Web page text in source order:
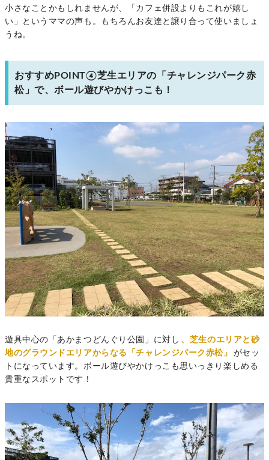
小さなことかもしれませんが、「カフェ併設よりもこれが嬉し
い」というママの声も。もちろんお友達と譲り合って使いましょ
うね。
おすすめPOINT④芝生エリアの「チャレンジパーク赤
松」で、ボール遊びやかけっこも！
遊具中心の「あかまつどんぐり公園」に対し 、芝生のエリアと砂
地のグラウンドエリアからなる「チャレンジパーク赤松」
がセッ
トになっています。ボール遊びやかけっこも思いっきり楽しめる
貴重なスポットです！